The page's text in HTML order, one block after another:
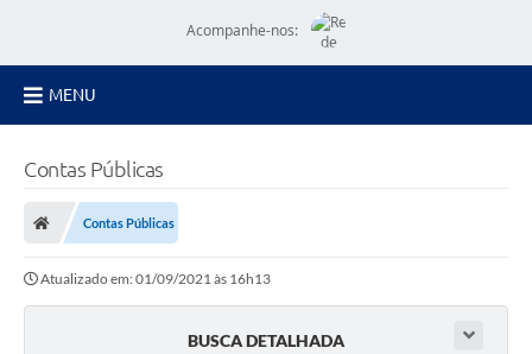
Acompanhe-nos:
MENU
Transparência
Contas Públicas
Contas Públicas
Atualizado em: 01/09/2021 às 16h13
BUSCA DETALHADA